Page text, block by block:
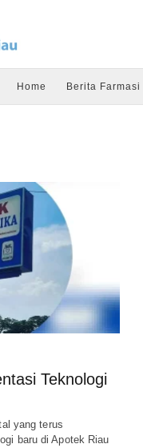
Home Berita Farmasi
Teknologi
yang terus
baru di Apotek Riau